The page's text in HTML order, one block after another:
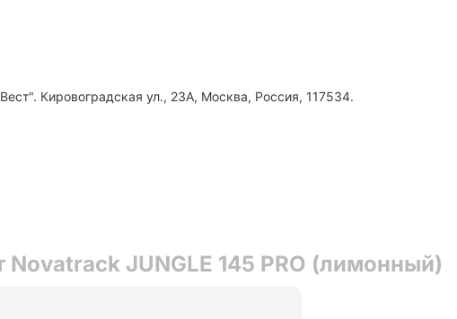
Кировоградская ул., 23А, Москва, Россия, 117534.
Novatrack JUNGLE 145 PRO (лимонный)